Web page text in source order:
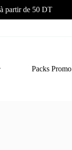
partir de 50 DT
Packs Promo